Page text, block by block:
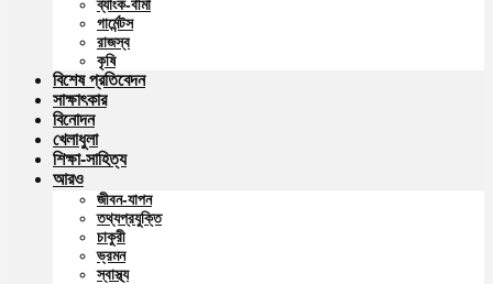
ব্যাংক-বীমা
গার্মেন্টস
রাজস্ব
কৃষি
বিশেষ প্রতিবেদন
সাক্ষাৎকার
বিনোদন
খেলাধুলা
শিক্ষা-সাহিত্য
আরও
জীবন-যাপন
তথ্যপ্রযুক্তি
চাকুরী
ভ্রমন
স্বাস্থ্য